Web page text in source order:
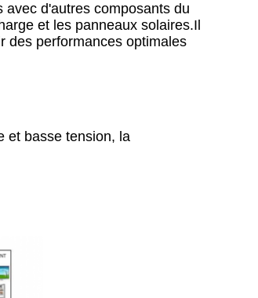
d'autres composants du
et les panneaux solaires.Il
des performances optimales
et basse tension, la